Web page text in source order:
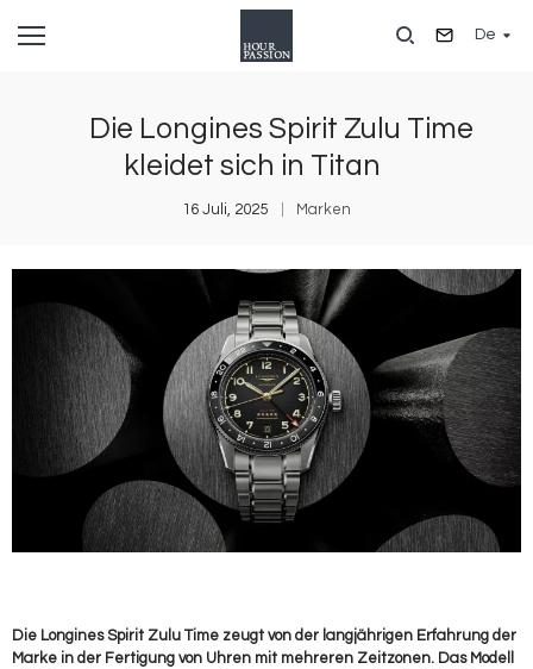
zum
De
Die Longines Spirit Zulu Time
kleidet sich in Titan
16 Juli, 2025 Marken
Die Longines Spirit Zulu Time zeugt von der langjährigen Erfahrung der
Marke in der Fertigung von Uhren mit mehreren Zeitzonen. Das Modell